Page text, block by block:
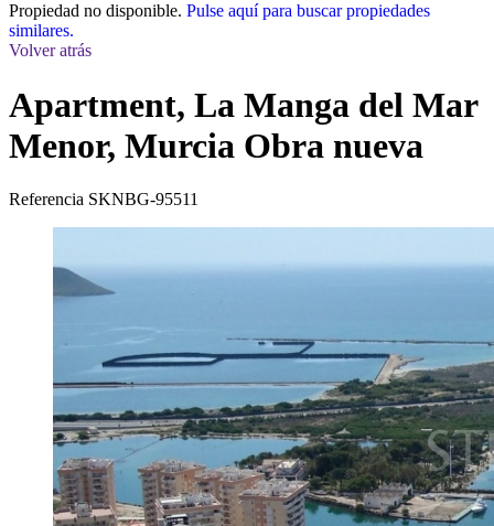
Propiedad no disponible. Pulse aquí para buscar propiedades
similares.
Volver atrás
Apartment, La Manga del Mar
Menor, Murcia Obra nueva
Referencia SKNBG-95511